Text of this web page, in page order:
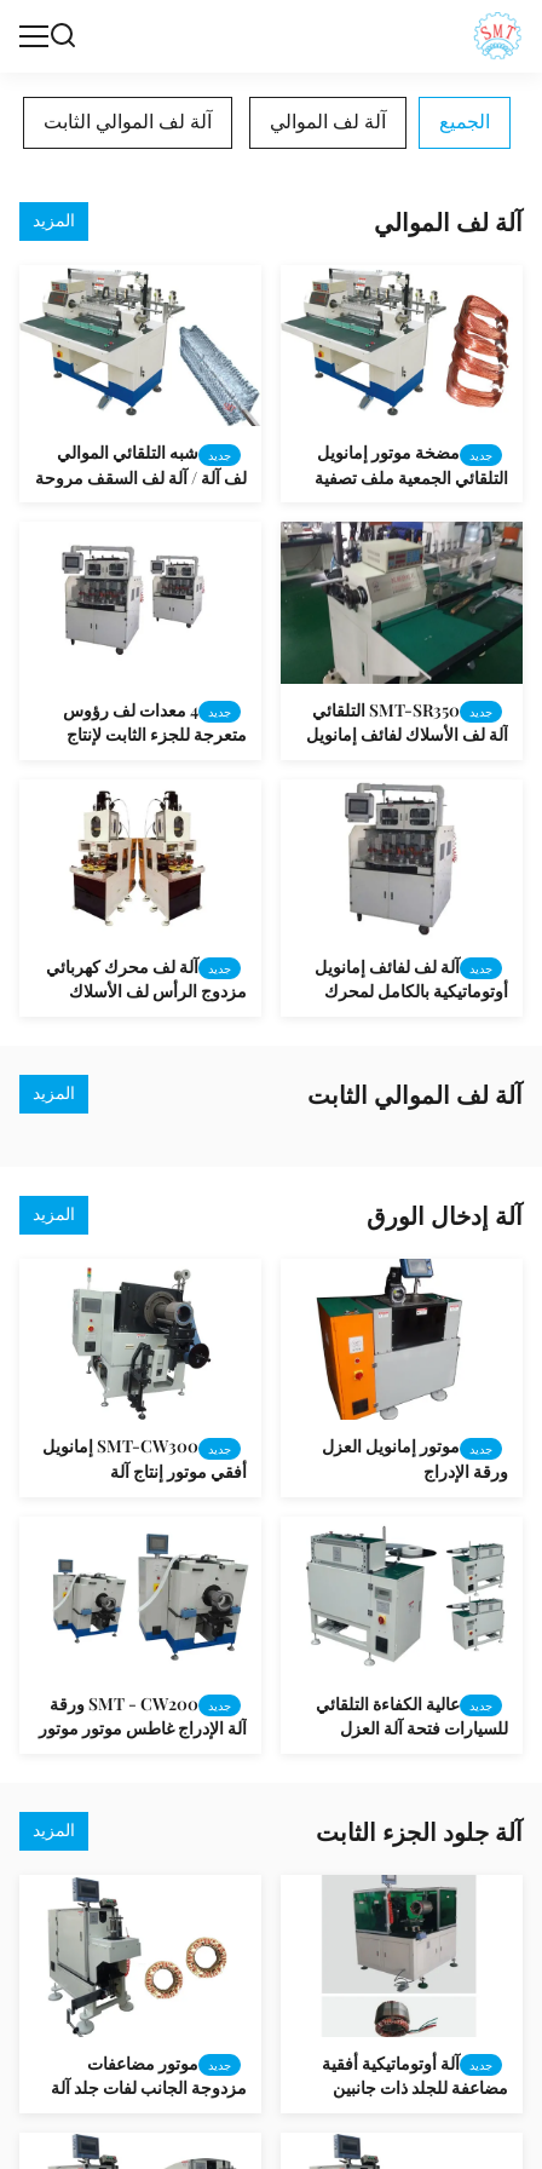
الجميع آلة لف الموالي آلة لف الموالي الثابت
آلة لف الموالي المزيد
جديد
مضخة موتور إمانويل
التلقائي الجمعية ملف تصفية
جديد
شبه التلقائي الموالي
لف آلة / آلة لف السقف مروحة
جديد
SMT-SR350 التلقائي
آلة لف الأسلاك لفائف إمانويل
الميكانيكية
جديد
4 معدات لف رؤوس
متعرجة للجزء الثابت لإنتاج
جديد آلة لف لفائف إمانويل
أوتوماتيكية بالكامل لمحرك
جديد آلة لف محرك كهربائي
مزدوج الرأس لف الأسلاك
آلة لف الموالي الثابت المزيد
آلة إدخال الورق المزيد
جديد
موتور إمانويل العزل
ورقة الإدراج
جديد
SMT-CW300 إمانويل
أفقي موتور إنتاج آلة
جديد عالية الكفاءة التلقائي
للسيارات فتحة آلة العزل
جديد
SMT - CW200 ورقة
آلة الإدراج غاطس موتور موتور
آلة جلود الجزء الثابت المزيد
جديد آلة أوتوماتيكية أفقية
مضاعفة للجلد ذات جانبين
جديد
موتور مضاعفات
مزدوجة الجانب لفات جلد آلة